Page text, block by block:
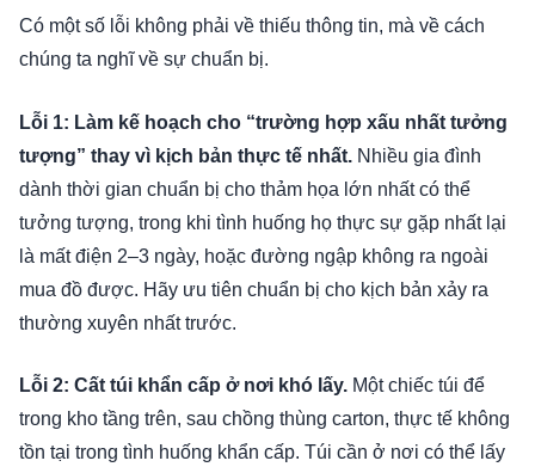
Có một số lỗi không phải về thiếu thông tin, mà về cách
chúng ta nghĩ về sự chuẩn bị.
Lỗi 1: Làm kế hoạch cho “trường hợp xấu nhất tưởng
tượng” thay vì kịch bản thực tế nhất. Nhiều gia đình
dành thời gian chuẩn bị cho thảm họa lớn nhất có thể
tưởng tượng, trong khi tình huống họ thực sự gặp nhất lại
là mất điện 2–3 ngày, hoặc đường ngập không ra ngoài
mua đồ được. Hãy ưu tiên chuẩn bị cho kịch bản xảy ra
thường xuyên nhất trước.
Lỗi 2: Cất túi khẩn cấp ở nơi khó lấy. Một chiếc túi để
trong kho tầng trên, sau chồng thùng carton, thực tế không
tồn tại trong tình huống khẩn cấp. Túi cần ở nơi có thể lấy